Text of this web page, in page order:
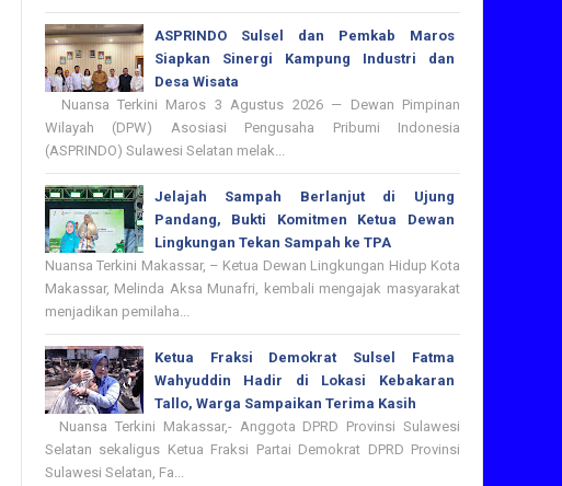
ASPRINDO Sulsel dan Pemkab Maros
Siapkan Sinergi Kampung Industri dan
Desa Wisata
Nuansa Terkini Maros 3 Agustus 2026 — Dewan Pimpinan
Wilayah (DPW) Asosiasi Pengusaha Pribumi Indonesia
(ASPRINDO) Sulawesi Selatan melak...
Jelajah Sampah Berlanjut di Ujung
Pandang, Bukti Komitmen Ketua Dewan
Lingkungan Tekan Sampah ke TPA
Nuansa Terkini Makassar, – Ketua Dewan Lingkungan Hidup Kota
Makassar, Melinda Aksa Munafri, kembali mengajak masyarakat
menjadikan pemilaha...
Ketua Fraksi Demokrat Sulsel Fatma
Wahyuddin Hadir di Lokasi Kebakaran
Tallo, Warga Sampaikan Terima Kasih
Nuansa Terkini Makassar,- Anggota DPRD Provinsi Sulawesi
Selatan sekaligus Ketua Fraksi Partai Demokrat DPRD Provinsi
Sulawesi Selatan, Fa...